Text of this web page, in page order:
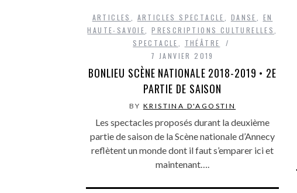
ARTICLES ARTICLES SPECTACLE DANSE
EN
HAUTE-SAVOIE
,PRESCRIPTIONS CULTURELLES
SPECTACLE
THÉÂTRE
7 JANVIER 2019
BONLIEU SCÈNE NATIONALE 2018-2019 • 2E
PARTIE DE SAISON
BY KRISTINA D'AGOSTIN
Les spectacles proposés durant la deuxième
partie de saison de la Scène nationale d’Annecy
reflètent un monde dont il faut s’emparer ici et
maintenant….